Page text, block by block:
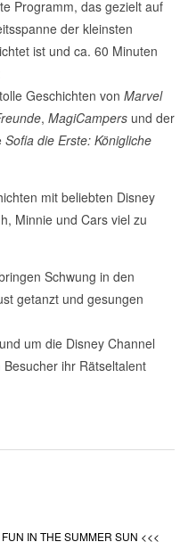
Programm, das gezielt auf
der kleinsten
ist und ca. 60 Minuten
Geschichten von Marvel
, MagiCampers und der
Sofia die Erste: Königliche
mit beliebten Disney
Minnie und Cars viel zu
Schwung in den
getanzt und gesungen
um die Disney Channel
ihr Rätseltalent
FUN IN THE SUMMER SUN <<<